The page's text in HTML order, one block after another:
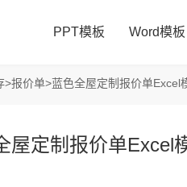
PPT模板 Word模板
>报价单>蓝色全屋定制报价单Excel
屋定制报价单Excel